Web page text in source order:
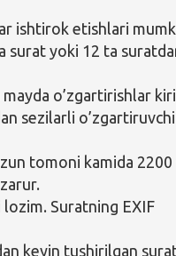
ishtirok etishlari
surat yoki 12 ta
o’zgartirishlar
sezilarli o’zgartiruvchi
tomoni kamida 2200
Suratning EXIF
keyin tushirilgan